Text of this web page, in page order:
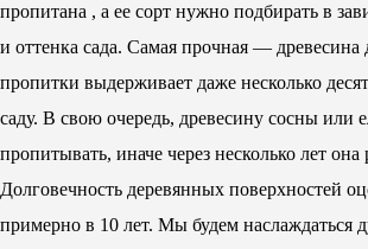
пропитана , а ее сорт нужно подбирать в
и оттенка сада. Самая прочная — древесина
пропитки выдерживает даже несколько
саду. В свою очередь, древесину сосны или
пропитывать, иначе через несколько лет она
Долговечность деревянных поверхностей
примерно в 10 лет. Мы будем наслаждаться